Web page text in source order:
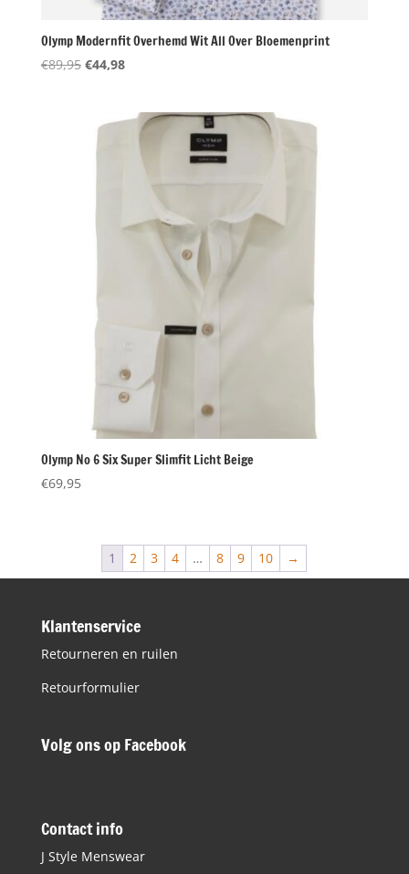
Olymp Modernfit Overhemd Wit All Over Bloemenprint
€89,95 Oorspronkelijke
€89,95.
€44,98Huidige
€44,98.
Olymp No 6 Six Super Slimfit Licht Beige
€69,95
1 2 3 4 … 8 9 10 →
Klantenservice
Retourneren en ruilen
Retourformulier
Volg ons op Facebook
Contact info
J Style Menswear